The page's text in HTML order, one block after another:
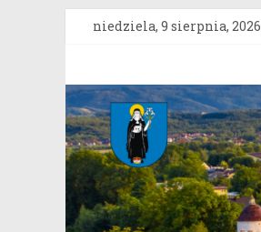
Przejdź
niedziela, 9 sierpnia, 2026
Gmina
Stary
Sącz
Portal